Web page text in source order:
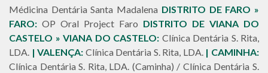
Médicina Dentária Santa Madalena DISTRITO DE FARO »
FARO: OP Oral Project Faro DISTRITO DE VIANA DO
CASTELO » VIANA DO CASTELO: Clínica Dentária S. Rita,
LDA. | VALENÇA: Clínica Dentária S. Rita, LDA. | CAMINHA:
Clínica Dentária S. Rita, LDA. (Caminha) / Clínica Dentária S.